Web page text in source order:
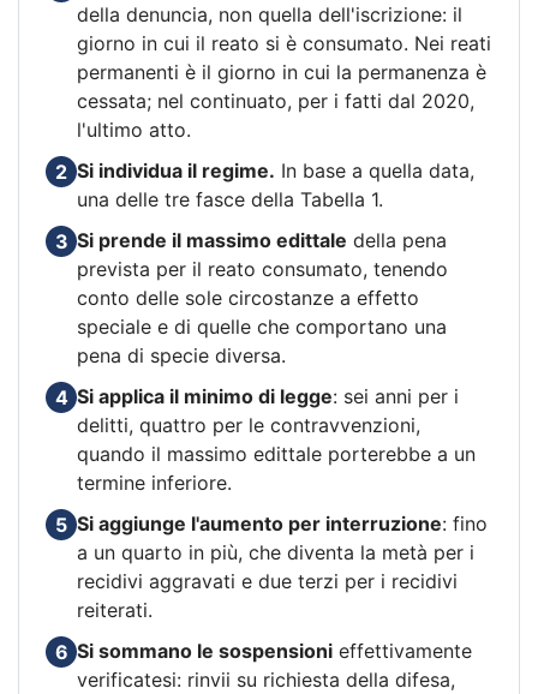
della denuncia, non quella dell'iscrizione: il
giorno in cui il reato si è consumato. Nei reati
permanenti è il giorno in cui la permanenza è
cessata; nel continuato, per i fatti dal 2020,
l'ultimo atto.
2 Si individua il regime. In base a quella data,
una delle tre fasce della Tabella 1.
3 Si prende il massimo edittale della pena
prevista per il reato consumato, tenendo
conto delle sole circostanze a effetto
speciale e di quelle che comportano una
pena di specie diversa.
4 Si applica il minimo di legge: sei anni per i
delitti, quattro per le contravvenzioni,
quando il massimo edittale porterebbe a un
termine inferiore.
5 Si aggiunge l'aumento per interruzione: fino
a un quarto in più, che diventa la metà per i
recidivi aggravati e due terzi per i recidivi
reiterati.
6 Si sommano le sospensioni effettivamente
verificatesi: rinvii su richiesta della difesa,